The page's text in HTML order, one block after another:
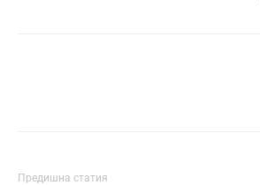
Предишна статия